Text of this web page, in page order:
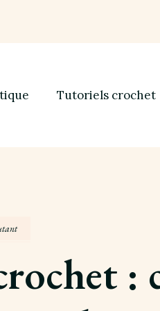
Tutoriels crochet
: